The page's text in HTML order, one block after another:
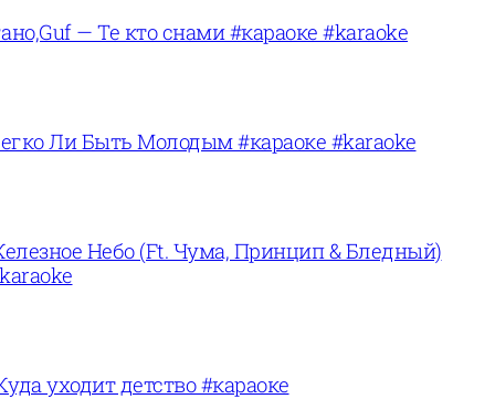
— Те кто снами #караоке #karaoke
Ли Быть Молодым #караоке #karaoke
Небо (Ft. Чума, Принцип & Бледный)
уходит детство #караоке